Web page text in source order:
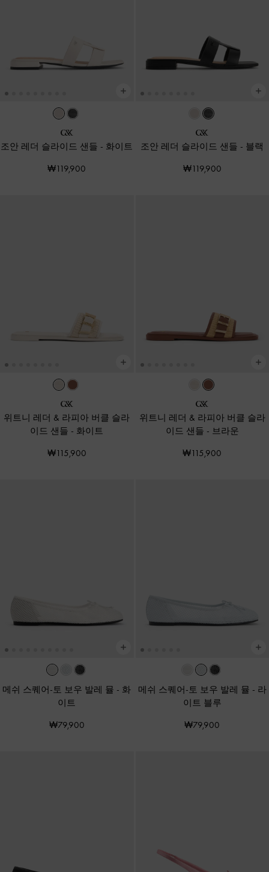
조안 레더 슬라이드 샌들 - 화이트
₩119,900
조안 레더 슬라이드 샌들 - 블랙
₩119,900
위트니 레더 & 라피아 버클 슬라
이드 샌들 - 화이트
₩115,900
위트니 레더 & 라피아 버클 슬라
이드 샌들 - 브라운
₩115,900
메쉬 스퀘어-토 보우 발레 뮬 - 화
이트
₩79,900
메쉬 스퀘어-토 보우 발레 뮬 - 라
이트 블루
₩79,900